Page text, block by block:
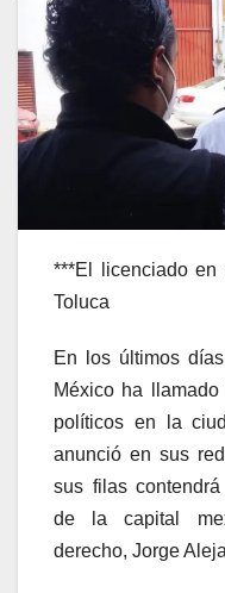
***El licenciado
Toluca
En los últimos
México ha
políticos en la
anunció en sus
sus filas
de la capital
derecho, Jorge